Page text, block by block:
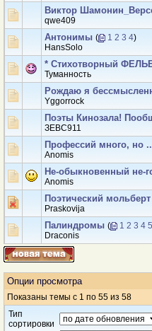
Виктор
qwe409
Антонимы ( 1 2 3 4)
HansSolo
* Стихотворный
Туманность
Рождаю я
Yggorrock
Поэты Кинозала!
ЗЕВС911
Профессий много, но
Anomis
Не-обыкновенный не-
Anomis
Поэтический мольберт
Praskovija
Палиндромы ( 1 2 3 4 5
Draconis
Опции просмотра
Показаны темы с 1 по 55 из 58
Тип
сортировки